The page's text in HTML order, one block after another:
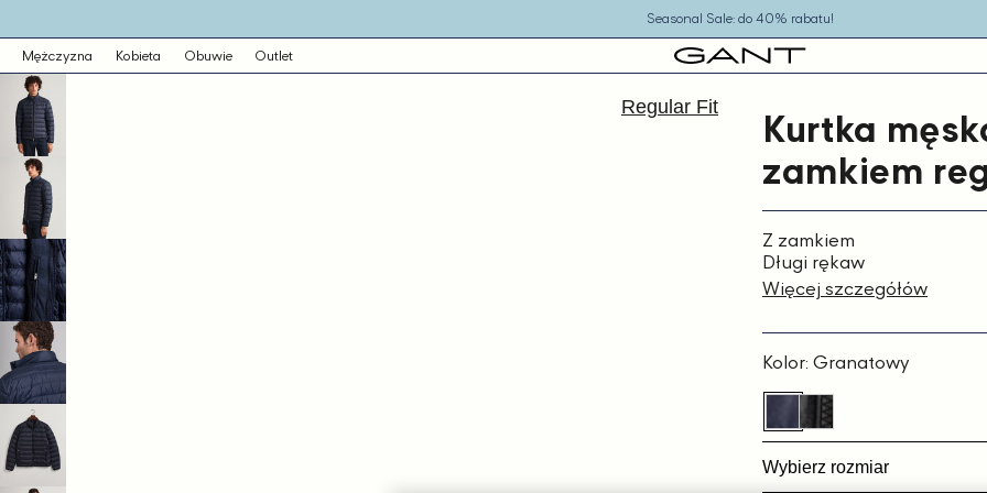
Seasonal Sale: do 40% rabatu!
Mężczyzna Kobieta Obuwie Outlet
Regular Fit
Kurtka
zamkiem
Z zamkiem
Długi rękaw
Więcej szczegółów
Kolor: Granatowy
Wybierz rozmiar